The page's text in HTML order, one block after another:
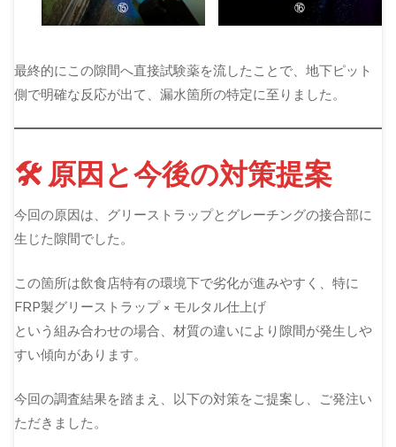
⑮ ⑯
最終的にこの隙間へ直接試験薬を流したことで、地下ピット
側で明確な反応が出て、漏水箇所の特定に至りました。
🛠 原因と今後の対策提案
今回の原因は、グリーストラップとグレーチングの接合部に
生じた隙間でした。
この箇所は飲食店特有の環境下で劣化が進みやすく、特に
FRP製グリーストラップ × モルタル仕上げ
という組み合わせの場合、材質の違いにより隙間が発生しや
すい傾向があります。
今回の調査結果を踏まえ、以下の対策をご提案し、ご発注い
ただきました。